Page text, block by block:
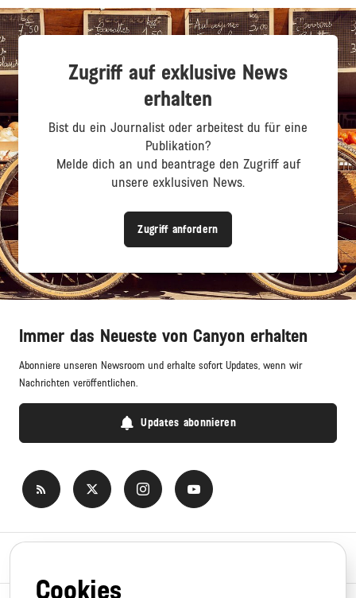
Zugriff auf exklusive News
erhalten
Bist du ein Journalist oder arbeitest du für eine
Publikation?
Melde dich an und beantrage den Zugriff auf
unsere exklusiven News.
Zugriff anfordern
Immer das Neueste von Canyon erhalten
Abonniere unseren Newsroom und erhalte sofort Updates, wenn wir
Nachrichten veröffentlichen.
Updates abonnieren
Cookies